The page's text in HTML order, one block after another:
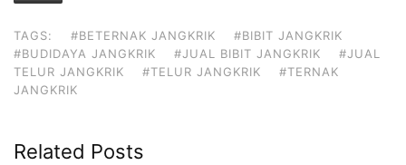
TAGS: #BETERNAK JANGKRIK
#BIBIT JANGKRIK
#BUDIDAYA JANGKRIK
#JUAL BIBIT JANGKRIK
#JUAL
TELUR JANGKRIK
#TELUR JANGKRIK
#TERNAK
JANGKRIK
Related Posts